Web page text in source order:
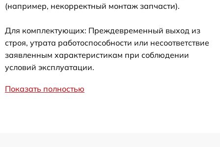
(например, некорректный монтаж запчасти).
Для комплектующих: Преждевременный выход из
строя, утрата работоспособности или несоответствие
заявленным характеристикам при соблюдении
условий эксплуатации.
Показать полностью